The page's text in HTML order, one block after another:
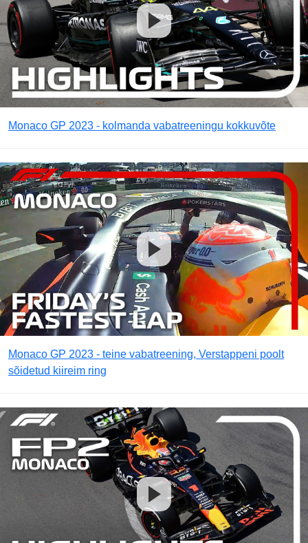
Monaco GP 2023 - kolmanda vabatreeningu kokkuvõte
Monaco GP 2023 - teine vabatreening, Verstappeni poolt
sõidetud kiireim ring